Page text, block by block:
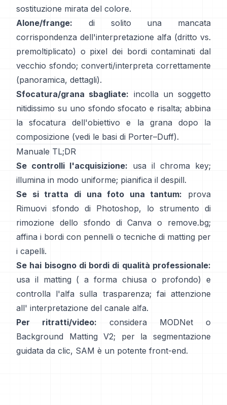
sostituzione mirata del colore.
Alone/frange: di solito una mancata
corrispondenza dell'interpretazione alfa (dritto vs.
premoltiplicato) o pixel dei bordi contaminati dal
vecchio sfondo; converti/interpreta correttamente
(panoramica, dettagli).
Sfocatura/grana sbagliate: incolla un soggetto
nitidissimo su uno sfondo sfocato e risalta; abbina
la sfocatura dell'obiettivo e la grana dopo la
composizione (vedi le basi di Porter–Duff).
Manuale TL;DR
Se controlli l'acquisizione: usa il chroma key;
illumina in modo uniforme; pianifica il despill.
Se si tratta di una foto una tantum: prova
Rimuovi sfondo di Photoshop, lo strumento di
rimozione dello sfondo di Canva o remove.bg;
affina i bordi con pennelli o tecniche di matting per
i capelli.
Se hai bisogno di bordi di qualità professionale:
usa il matting ( a forma chiusa o profondo) e
controlla l'alfa sulla trasparenza; fai attenzione
all' interpretazione del canale alfa.
Per ritratti/video: considera MODNet o
Background Matting V2; per la segmentazione
guidata da clic, SAM è un potente front-end.